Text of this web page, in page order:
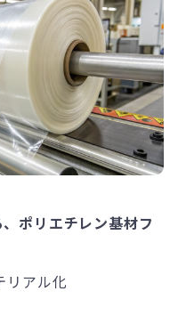
ポリエチレン基材フ
リアル化